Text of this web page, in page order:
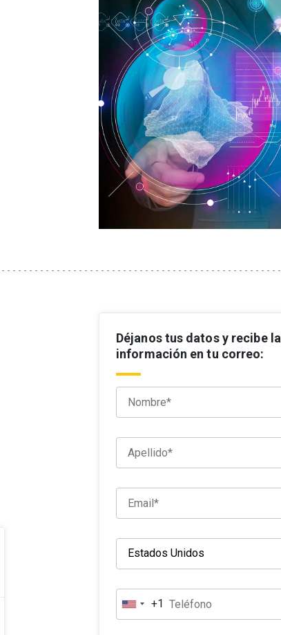
Déjanos tus datos y recibe la
información en tu correo:
E
+1